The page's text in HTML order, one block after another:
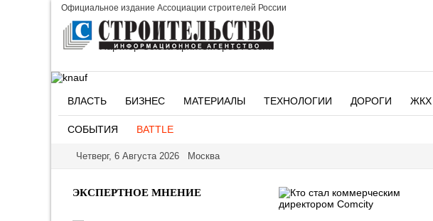
Официальное издание Ассоциации строителей России
Партнер Союза архитекторов России
ВЛАСТЬ БИЗНЕС МАТЕРИАЛЫ ТЕХНОЛОГИИ ДОРОГИ ЖКХ
СОБЫТИЯ BATTLE
Четверг, 6 Августа 2026 Москва
ЭКСПЕРТНОЕ МНЕНИЕ